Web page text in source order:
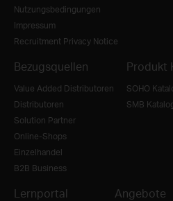
Nutzungsbedingungen
Impressum
Recruitment Privacy Notice
Bezugsquellen
Value Added Distributoren
Distributoren
Solution Partner
Online-Shops
Einzelhandel
B2B Business
Produkt
SOHO
SMB
Lernportal Angebote